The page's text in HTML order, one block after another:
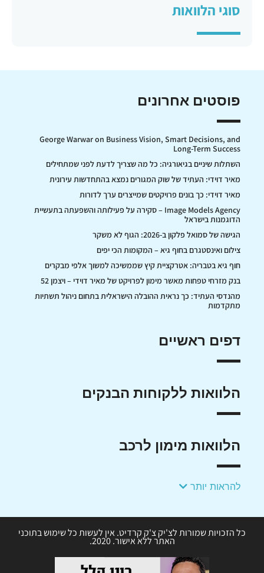
סוגי הלוואות
פוסטים אחרונים
George Warwar on Business Vision, Smart Decisions, and
Long-Term Success
השתלות שיניים בגיאורגיה: כל מה שצריך לדעת לפני שמתחילים
מאיר דוידי: העתיד של שוק המגורים נמצא בהתחדשות עירונית
מאיר דוידי: כך בונים פרויקטים שמייצרים ערך לדורות
Image Models Agency – סקירה על פעילותה והשפעתה בתעשיית
הדוגמנות בישראל
הגישה של סמואל פלקון ב-2026: הגוף לא משקר
צילום ואינסטגרם בחוף גיא – המקומות הכי יפים
חוף גיא בטבריה: אטרקציית קיץ שממשיכה למשוך אלפי מבקרים
בנק מזרחי טפחות מאשר מימון לפרויקט של מאיר דוידי – ויצמן 52
מהנדסי העתיד: כך נראית ההובלה הישראלית בתחום ניהול תשתיות
מתקדמות
דפים ראשיים
הלוואות ללקוחות הבנקים
הלוואות מימון לרכב
להראות יותר
כל הזכויות שמורות לצ'יק צ'ק קרדיט. אין לעשות כל שימוש בתוכני
האתר ללא אישור. 2020.